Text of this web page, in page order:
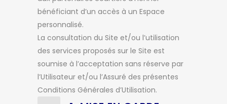
bénéficiant d’un accès à un Espace
personnalisé.
La consultation du Site et/ou l’utilisation
des services proposés sur le Site est
soumise à l’acceptation sans réserve par
l’Utilisateur et/ou l’Assuré des présentes
Conditions Générales d’Utilisation.